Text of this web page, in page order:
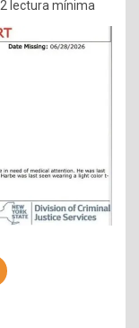
2 lectura mínima